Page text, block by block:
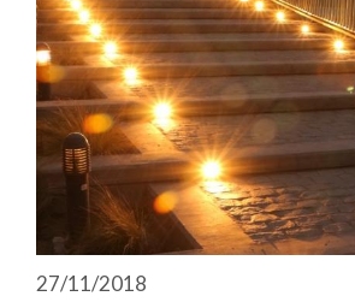
27/11/2018